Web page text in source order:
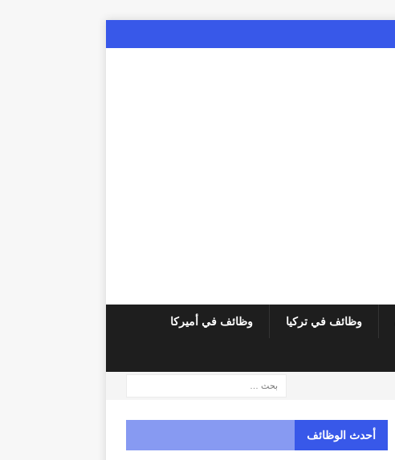
وظائف في تركيا وظائف في أميركا
أحدث الوظائف